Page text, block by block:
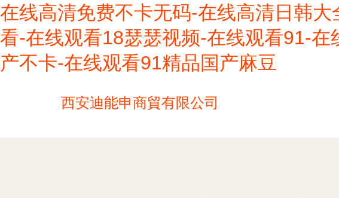
在线高清免费不卡无码-在线高清日韩
看-在线观看18瑟瑟视频-在线观看91-
产不卡-在线观看91精品国产麻豆
西安迪能申商貿有限公司